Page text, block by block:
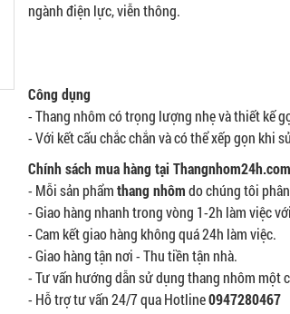
ngành điện lực, viễn thông.
Công dụng
- Thang nhôm có trọng lượng nhẹ và thiết kế
- Với kết cấu chắc chắn và có thể xếp gọn khi
Chính sách mua hàng tại
- Mỗi sản phẩmthang nhômdo chúng tôi
- Giao hàng nhanh trong vòng 1-2h làm việc
- Cam kết giao hàng không quá 24h làm việc.
- Giao hàng tận nơi - Thu tiền tận nhà.
- Tư vấn hướng dẫn sử dụng thang nhôm một
- Hỗ trợ tư vấn 24/7 qua Hotline0947280467